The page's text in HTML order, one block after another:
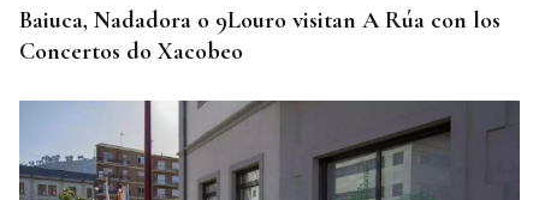
Baiuca, Nadadora o 9Louro visitan A Rúa con los
Concertos do Xacobeo